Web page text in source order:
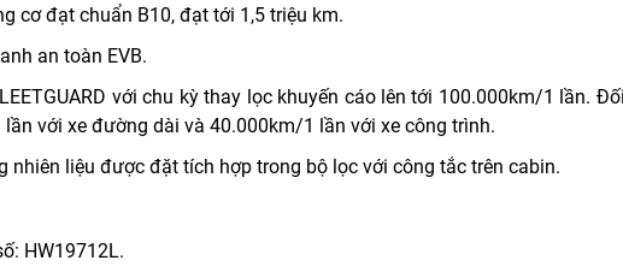
cơ đạt chuẩn B10, đạt tới 1,5 triệu km.
an toàn EVB.
với chu kỳ thay lọc khuyến cáo lên tới 100.000km/1 lần.
với xe đường dài và 40.000km/1 lần với xe công trình.
nhiên liệu được đặt tích hợp trong bộ lọc với công tắc trên cabin.
HW19712L.